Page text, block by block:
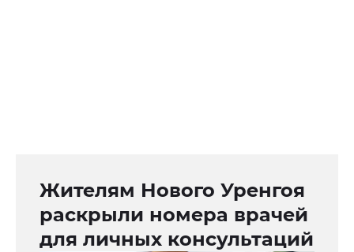
Жителям Нового Уренгоя
раскрыли номера врачей
для личных консультаций